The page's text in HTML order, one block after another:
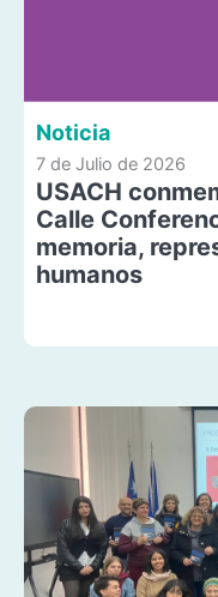
Noticia
7 de Julio de 2026
USACH
Calle
memoria,
humanos